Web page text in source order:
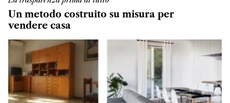
Un metodo costruito su misura per
vendere casa